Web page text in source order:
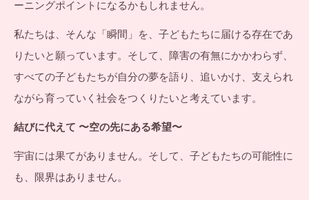
ーニングポイントになるかもしれません。
私たちは、そんな「瞬間」を、子どもたちに届ける存在であ
りたいと願っています。そして、障害の有無にかかわらず、
すべての子どもたちが自分の夢を語り、追いかけ、支えられ
ながら育っていく社会をつくりたいと考えています。
結びに代えて 〜空の先にある希望〜
宇宙には果てがありません。そして、子どもたちの可能性に
も、限界はありません。